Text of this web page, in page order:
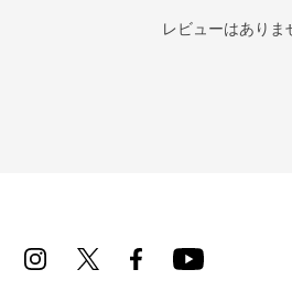
レビューはありま